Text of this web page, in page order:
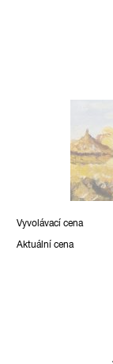
Vyvolávací cena
Aktuální cena